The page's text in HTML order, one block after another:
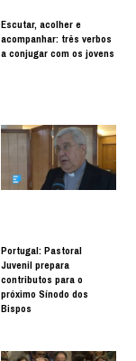
Escutar, acolher e
acompanhar: três verbos
a conjugar com os jovens
Portugal: Pastoral
Juvenil prepara
contributos para o
próximo Sínodo dos
Bispos